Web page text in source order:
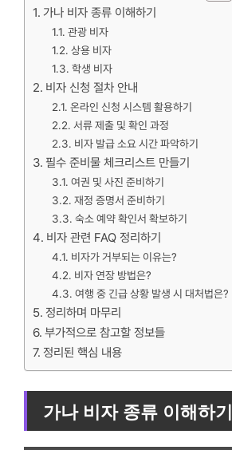
가나 비자 종류 이해하기
관광 비자
상용 비자
학생 비자
비자 신청 절차 안내
온라인 신청 시스템 활용하기
서류 제출 및 확인 과정
비자 발급 소요 시간 파악하기
필수 준비물 체크리스트 만들기
여권 및 사진 준비하기
재정 증명서 준비하기
숙소 예약 확인서 확보하기
비자 관련 FAQ 정리하기
비자가 거부되는 이유는?
비자 연장 방법은?
여행 중 긴급 상황 발생 시 대처법은?
정리하며 마무리
부가적으로 참고할 정보들
정리된 핵심 내용
가나 비자 종류 이해하기